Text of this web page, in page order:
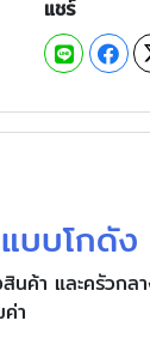
แชร์
บบโกดั
สินค้า และครั
า